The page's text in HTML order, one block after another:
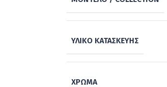
ΥΛΙΚΌ ΚΑΤΑΣΚΕΥΉΣ
ΧΡΏΜΑ